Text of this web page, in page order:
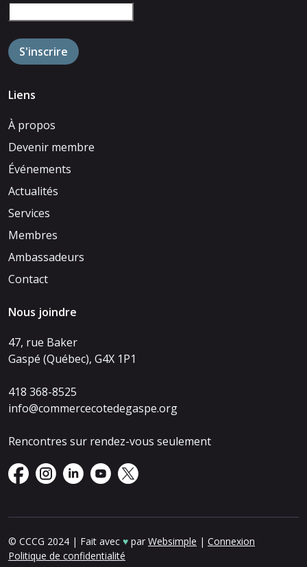
Liens
À propos
Devenir membre
Événements
Actualités
Services
Membres
Ambassadeurs
Contact
Nous joindre
47, rue Baker
Gaspé (Québec), G4X 1P1
418 368-8525
info@commercecotedegaspe.org
Rencontres sur rendez-vous seulement
© CCCG 2024 | Fait avec ♥ par Websimple | Connexion
Politique de confidentialité